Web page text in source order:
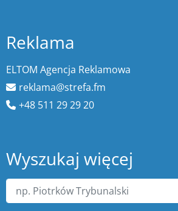
Reklama
ELTOM Agencja Reklamowa
reklama@strefa.fm
+48 511 29 29 20
Wyszukaj więcej